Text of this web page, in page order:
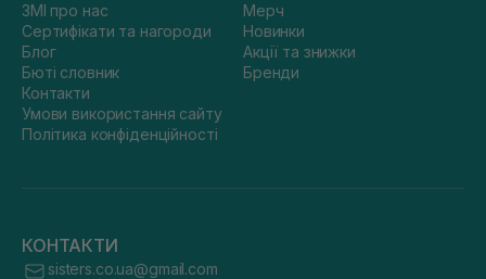
ЗМІ про нас
Сертифікати та нагороди
Блог
Бюті словник
Контакти
Умови використання сайту
Політика конфіденційності
Мерч
Новинки
Акції та знижки
Бренди
КОНТАКТИ
sisters.co.ua@gmail.com